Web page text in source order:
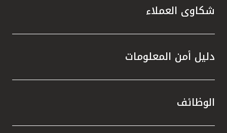
شكاوى العملاء
دليل أمن المعلومات
الوظائف